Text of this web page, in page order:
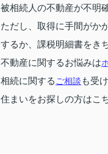
被相続人の不動産が不明
ただし、取得に手間がか
するか、課税明細書をき
不動産に関するお悩みは
相続に関する ご相談 も受
住まいをお探しの方はこ